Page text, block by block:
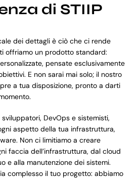
di STIIP
dei dettagli è ciò che ci rende
offriamo un prodotto standard:
pensate esclusivamente
E non sarai mai solo; il nostro
a tua disposizione, pronto a darti
DevOps e sistemisti,
aspetto della tua infrastruttura,
Non ci limitiamo a creare
faccia dell’infrastruttura, dal cloud
e alla manutenzione dei sistemi.
complesso il tuo progetto: abbiamo